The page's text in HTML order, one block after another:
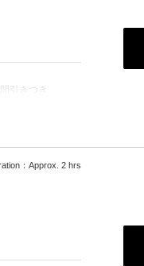
引きつき
：Approx. 2 hrs